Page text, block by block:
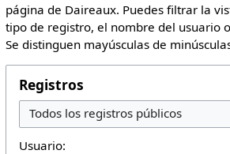
página de Daireaux. Puedes filtrar la
tipo de registro, el nombre del usuario
Se distinguen mayúsculas de
Registros
Todos los registros públicos
Usuario: